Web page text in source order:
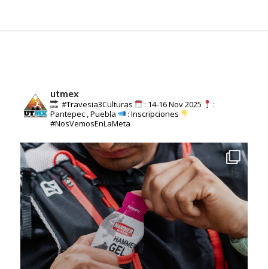
utmex
#Travesia3Culturas : 14-16 Nov 2025
:
Pantepec , Puebla
: Inscripciones
#NosVemosEnLaMeta